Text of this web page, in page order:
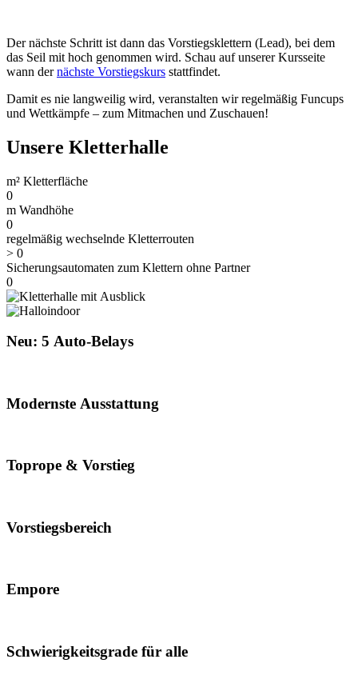
Der nächste Schritt ist dann das Vorstiegsklettern (Lead), bei dem
das Seil mit hoch genommen wird. Schau auf unserer Kursseite
wann dernächste Vorstiegskurs stattfindet.
Damit es nie langweilig wird, veranstalten wir regelmäßig Funcups
und Wettkämpfe – zum Mitmachen und Zuschauen!
Unsere Kletterhalle
m² Kletterfläche
0
m Wandhöhe
0
regelmäßig wechselnde Kletterrouten
> 0
Sicherungsautomaten zum Klettern ohne Partner
0
Neu: 5 Auto-Belays
Modernste Ausstattung
Toprope & Vorstieg
Vorstiegsbereich
Empore
Schwierigkeitsgrade für alle